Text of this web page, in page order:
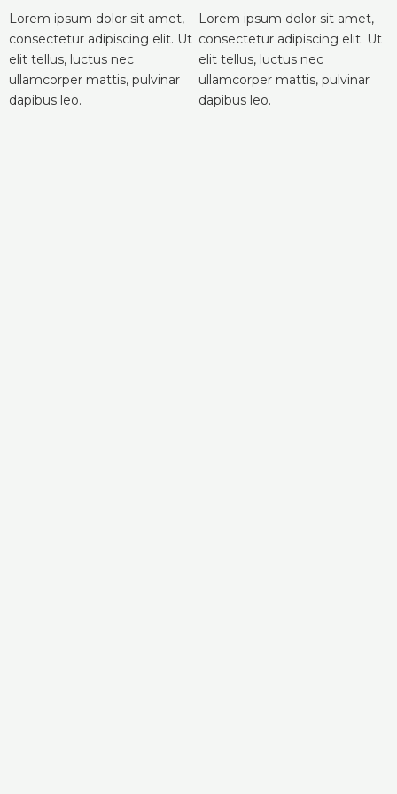
Lorem ipsum dolor sit amet,
consectetur adipiscing elit. Ut
elit tellus, luctus nec
ullamcorper mattis, pulvinar
dapibus leo.
Lorem ipsum dolor sit amet,
consectetur adipiscing elit. Ut
elit tellus, luctus nec
ullamcorper mattis, pulvinar
dapibus leo.